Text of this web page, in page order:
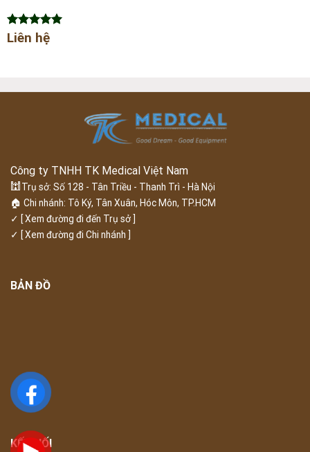
Được xếp
5.00
Liên hệ
Công ty TNHH TK Medical Việt Nam
🕍 Trụ sở: Số 128 - Tân Triều - Thanh Trì - Hà Nội
🏠 Chi nhánh: Tô Ký, Tân Xuân, Hóc Môn, TP.HCM
✓ [ Xem đường đi đến Trụ sở ]
✓ [ Xem đường đi Chi nhánh ]
BẢN ĐỒ
KẾT NỐI